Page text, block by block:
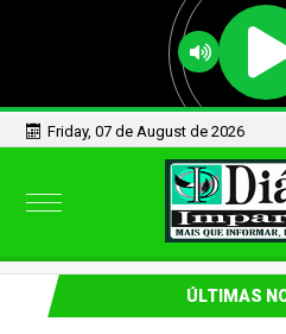
Friday, 07 de August de 2026
ÚLTIMAS